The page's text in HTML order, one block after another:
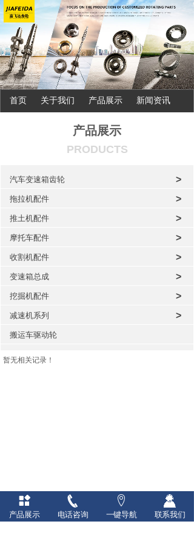
首页 关于我们 产品展示
新闻资讯
产品展示
PRODUCTS
汽车变速箱齿轮 >
拖拉机配件 >
推土机配件 >
摩托车配件 >
收割机配件 >
变速箱总成 >
挖掘机配件 >
减速机系列 >
搬运车驱动轮
暂无相关记录！
产品展示 电话咨询 一键导航 联系我们